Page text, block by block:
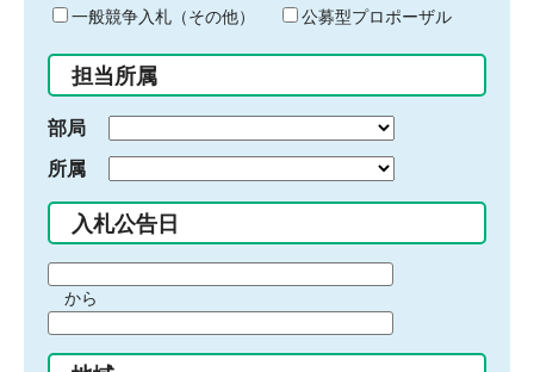
ド
入
力
一般競争入札（その他）
公募型プロポーザル
担当所属
部局
所属
入札公告日
間
始
から
間